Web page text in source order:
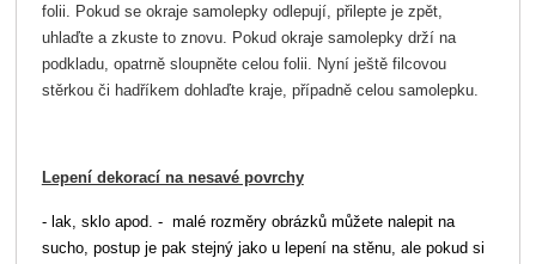
folii. Pokud se okraje samolepky odlepují, přilepte je zpět,
uhlaďte a zkuste to znovu. Pokud okraje samolepky drží na
podkladu, opatrně sloupněte celou folii. Nyní ještě filcovou
stěrkou či hadříkem dohlaďte kraje, případně celou samolepku.
Lepení dekorací na nesavé povrchy
- lak, sklo apod. - malé rozměry obrázků můžete nalepit na
sucho, postup je pak stejný jako u lepení na stěnu, ale pokud si